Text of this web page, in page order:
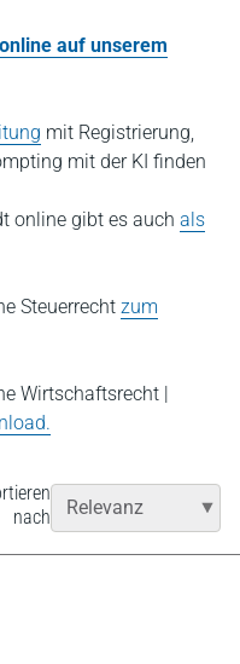
auf unserem
mit Registrierung,
mit der KI finden
online gibt es auch als
Steuerrecht zum
Wirtschaftsrecht |
nach